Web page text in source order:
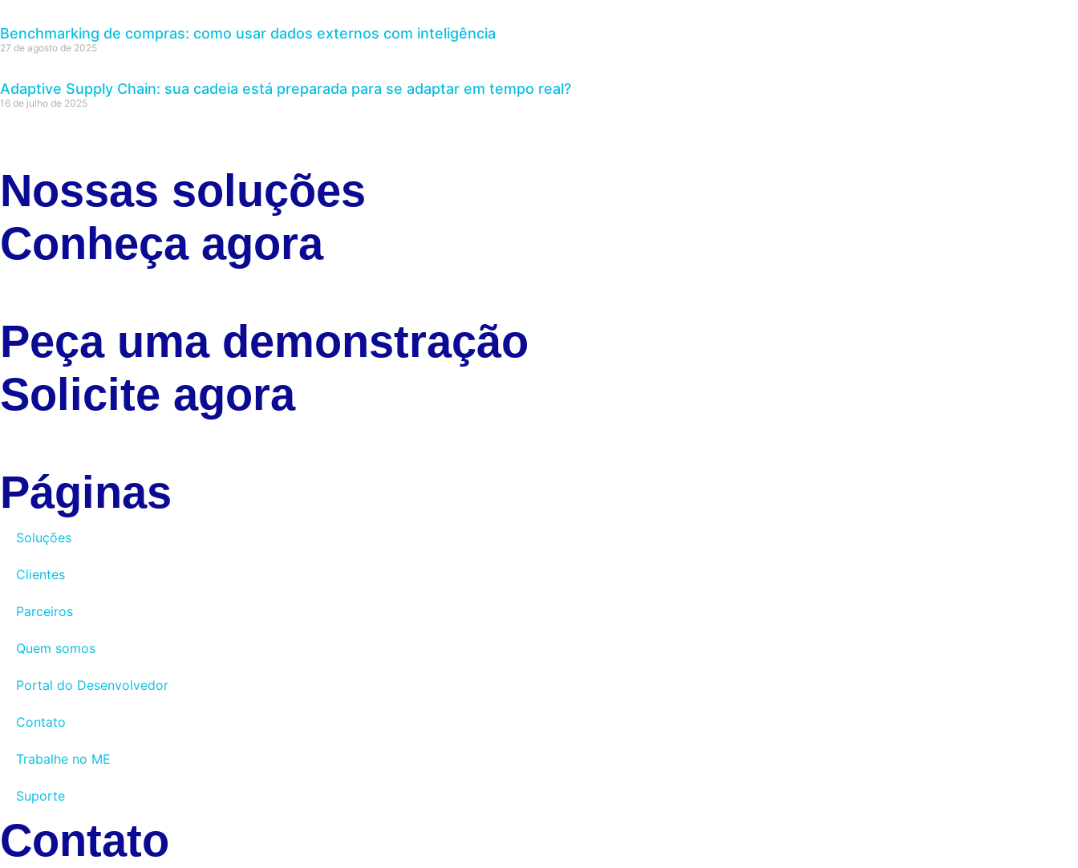
Benchmarking de compras: como usar dados externos com inteligência
27 de agosto de 2025
Adaptive Supply Chain: sua cadeia está preparada para se adaptar em tempo real?
16 de julho de 2025
Nossas soluções
Conheça agora
Peça uma demonstração
Solicite agora
Páginas
Soluções
Clientes
Parceiros
Quem somos
Portal do Desenvolvedor
Contato
Trabalhe no ME
Suporte
Contato